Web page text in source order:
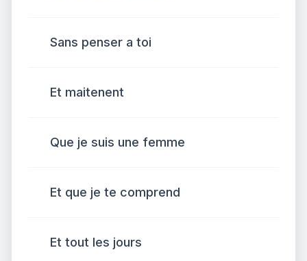
Sans penser a toi
Et maitenent
Que je suis une femme
Et que je te comprend
Et tout les jours